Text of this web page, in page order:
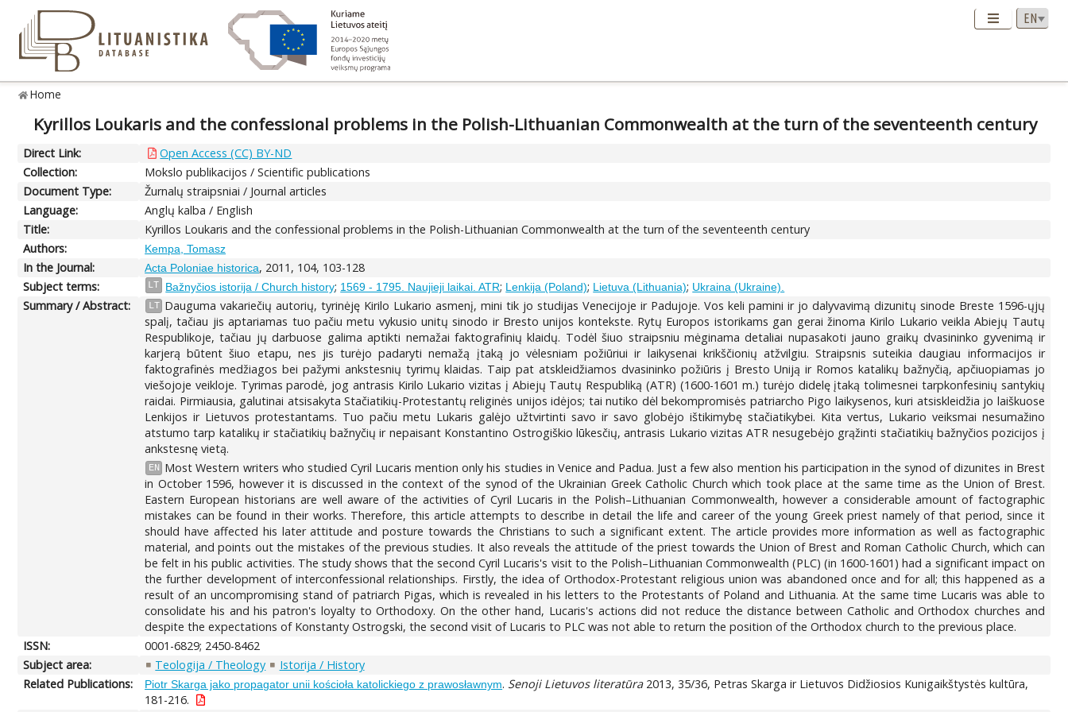
Home
Kyrillos Loukaris and the confessional problems in the Polish-Lithuanian Commonwealth at the turn of the seventeenth century
Direct Link:
Open Access (CC) BY-ND
Collection:
Mokslo publikacijos / Scientific publications
Document Type:
Žurnalų straipsniai / Journal articles
Language:
Anglų kalba / English
Title:
Kyrillos Loukaris and the confessional problems in the Polish-Lithuanian Commonwealth at the turn of the seventeenth century
Authors:
Kempa, Tomasz
In the Journal: Acta Poloniae historica, 2011, 104, 103-128
Subject terms:
LT Bažnyčios istorija / Church history; 1569 - 1795. Naujieji laikai. ATR; Lenkija (Poland); Lietuva (Lithuania); Ukraina (Ukraine).
Summary / Abstract: LT Dauguma vakariečių autorių, tyrinėję Kirilo Lukario asmenį, mini tik jo studijas Venecijoje ir Padujoje. Vos keli pamini ir jo dalyvavimą dizunitų sinode Breste 1596-ųjų
spalį, tačiau jis aptariamas tuo pačiu metu vykusio unitų sinodo ir Bresto unijos kontekste. Rytų Europos istorikams gan gerai žinoma Kirilo Lukario veikla Abiejų Tautų
Respublikoje, tačiau jų darbuose galima aptikti nemažai faktografinių klaidų. Todėl šiuo straipsniu mėginama detaliai nupasakoti jauno graikų dvasininko gyvenimą ir
karjerą būtent šiuo etapu, nes jis turėjo padaryti nemažą įtaką jo vėlesniam požiūriui ir laikysenai krikščionių atžvilgiu. Straipsnis suteikia daugiau informacijos ir
faktografinės medžiagos bei pažymi ankstesnių tyrimų klaidas. Taip pat atskleidžiamos dvasininko požiūris į Bresto Uniją ir Romos katalikų bažnyčią, apčiuopiamas jo
viešojoje veikloje. Tyrimas parodė, jog antrasis Kirilo Lukario vizitas į Abiejų Tautų Respubliką (ATR) (1600-1601 m.) turėjo didelę įtaką tolimesnei tarpkonfesinių santykių
raidai. Pirmiausia, galutinai atsisakyta Stačiatikių-Protestantų religinės unijos idėjos; tai nutiko dėl bekompromisės patriarcho Pigo laikysenos, kuri atsiskleidžia jo laiškuose
Lenkijos ir Lietuvos protestantams. Tuo pačiu metu Lukaris galėjo užtvirtinti savo ir savo globėjo ištikimybę stačiatikybei. Kita vertus, Lukario veiksmai nesumažino
atstumo tarp katalikų ir stačiatikių bažnyčių ir nepaisant Konstantino Ostrogiškio lūkesčių, antrasis Lukario vizitas ATR nesugebėjo grąžinti stačiatikių bažnyčios pozicijos į
ankstesnę vietą.
EN
Most Western writers who studied Cyril Lucaris mention only his studies in Venice and Padua. Just a few also mention his participation in the synod of dizunites in Brest
in October 1596, however it is discussed in the context of the synod of the Ukrainian Greek Catholic Church which took place at the same time as the Union of Brest.
Eastern European historians are well aware of the activities of Cyril Lucaris in the Polish–Lithuanian Commonwealth, however a considerable amount of factographic
mistakes can be found in their works. Therefore, this article attempts to describe in detail the life and career of the young Greek priest namely of that period, since it
should have affected his later attitude and posture towards the Christians to such a significant extent. The article provides more information as well as factographic
material, and points out the mistakes of the previous studies. It also reveals the attitude of the priest towards the Union of Brest and Roman Catholic Church, which can
be felt in his public activities. The study shows that the second Cyril Lucaris's visit to the Polish–Lithuanian Commonwealth (PLC) (in 1600-1601) had a significant impact on
the further development of interconfessional relationships. Firstly, the idea of Orthodox-Protestant religious union was abandoned once and for all; this happened as a
result of an uncompromising stand of patriarch Pigas, which is revealed in his letters to the Protestants of Poland and Lithuania. At the same time Lucaris was able to
consolidate his and his patron's loyalty to Orthodoxy. On the other hand, Lucaris's actions did not reduce the distance between Catholic and Orthodox churches and
despite the expectations of Konstanty Ostrogski, the second visit of Lucaris to PLC was not able to return the position of the Orthodox church to the previous place.
ISSN:
0001-6829; 2450-8462
Subject area:
Teologija / Theology
Istorija / History
Related Publications:
Piotr Skarga jako propagator unii kościoła katolickiego z prawosławnym. Senoji Lietuvos literatūra2013, 35/36, Petras Skarga ir Lietuvos Didžiosios Kunigaikštystės kultūra,
181-216.